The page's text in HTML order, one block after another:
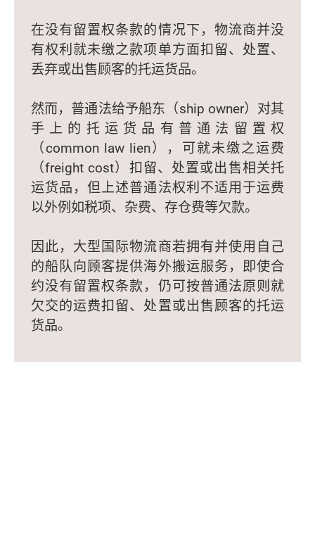
在没有留置权条款的情况下，物流商并没
有权利就未缴之款项单方面扣留、处置、
丢弃或出售顾客的托运货品。
然而，普通法给予船东（ship owner）对其
手上的托运货品有普通法留置权
（common law lien），可就未缴之运费
（freight cost）扣留、处置或出售相关托
运货品，但上述普通法权利不适用于运费
以外例如税项、杂费、存仓费等欠款。
因此，大型国际物流商若拥有并使用自己
的船队向顾客提供海外搬运服务，即使合
约没有留置权条款，仍可按普通法原则就
欠交的运费扣留、处置或出售顾客的托运
货品。